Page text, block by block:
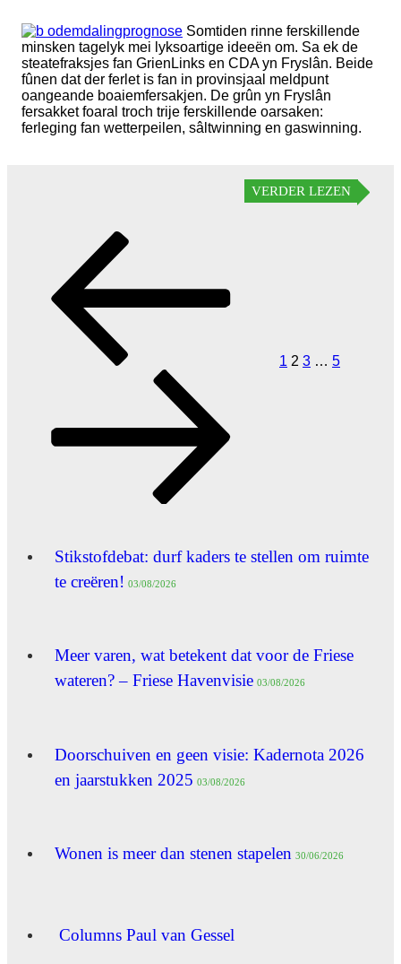
Somtiden rinne ferskillende
minsken tagelyk mei lyksoartige ideeën om. Sa ek de
steatefraksjes fan GrienLinks en CDA yn Fryslân. Beide
fûnen dat der ferlet is fan in provinsjaal meldpunt
oangeande boaiemfersakjen. De grûn yn Fryslân
fersakket foaral troch trije ferskillende oarsaken:
ferleging fan wetterpeilen, sâltwinning en gaswinning.
VERDER LEZEN
1 2 3 … 5
Stikstofdebat: durf kaders te stellen om ruimte
te creëren! 03/08/2026
Meer varen, wat betekent dat voor de Friese
wateren? – Friese Havenvisie 03/08/2026
Doorschuiven en geen visie: Kadernota 2026
en jaarstukken 2025 03/08/2026
Wonen is meer dan stenen stapelen 30/06/2026
Columns Paul van Gessel